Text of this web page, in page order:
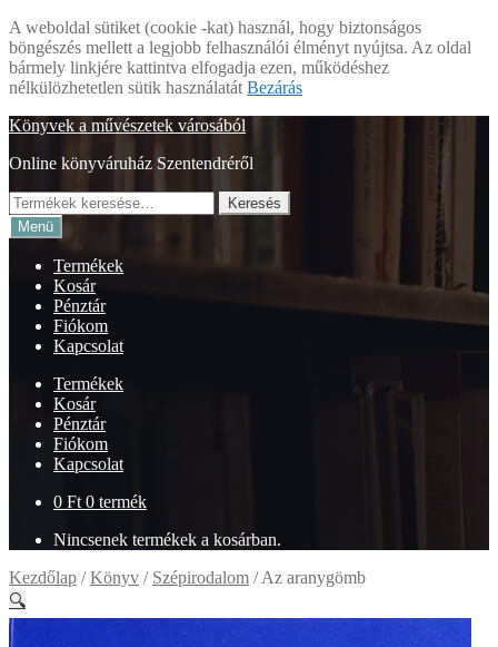
A weboldal sütiket (cookie -kat) használ, hogy biztonságos
böngészés mellett a legjobb felhasználói élményt nyújtsa. Az oldal
bármely linkjére kattintva elfogadja ezen, működéshez
nélkülözhetetlen sütik használatát Bezárás
Ugrás
navigációhoz
Kilépés
tartalomba
Könyvek a művészetek városából
Online könyváruház Szentendréről
Keresés
a
következőre:
Keresés
Menü
Termékek
Kosár
Pénztár
Fiókom
Kapcsolat
Termékek
Kosár
Pénztár
Fiókom
Kapcsolat
0 Ft 0 termék
Nincsenek termékek a kosárban.
Kezdőlap /Könyv / Szépirodalom /Az aranygömb
🔍